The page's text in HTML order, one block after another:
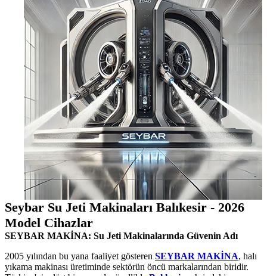
Seybar Su Jeti Makinaları Balıkesir - 2026
Model Cihazlar
SEYBAR MAKİNA: Su Jeti Makinalarında Güvenin Adı
2005 yılından bu yana faaliyet gösteren SEYBAR MAKİNA, halı
yıkama makinası üretiminde sektörün öncü markalarından biridir.